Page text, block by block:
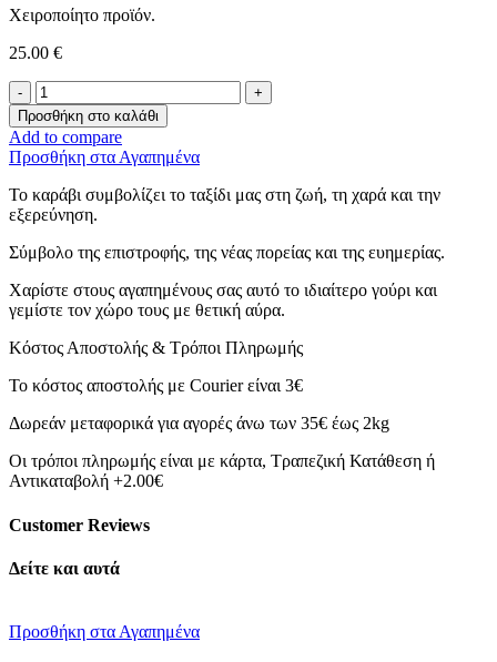
Χειροποίητο προϊόν.
25.00 €
Επιτραπέζιο
Γούρι
-Καραβάκι-
ποσότητα
Προσθήκη στο καλάθι
Add to compare
Προσθήκη στα Αγαπημένα
Το καράβι συμβολίζει το ταξίδι μας στη ζωή, τη χαρά και την
εξερεύνηση.
Σύμβολο της επιστροφής, της νέας πορείας και της ευημερίας.
Χαρίστε στους αγαπημένους σας αυτό το ιδιαίτερο γούρι και
γεμίστε τον χώρο τους με θετική αύρα.
Κόστος Αποστολής & Τρόποι Πληρωμής
Το κόστος αποστολής με Courier είναι 3€
Δωρεάν μεταφορικά για αγορές άνω των 35€ έως 2kg
Οι τρόποι πληρωμής είναι με κάρτα, Τραπεζική Κατάθεση ή
Αντικαταβολή +2.00€
Customer Reviews
Δείτε και αυτά
Προσθήκη στα Αγαπημένα